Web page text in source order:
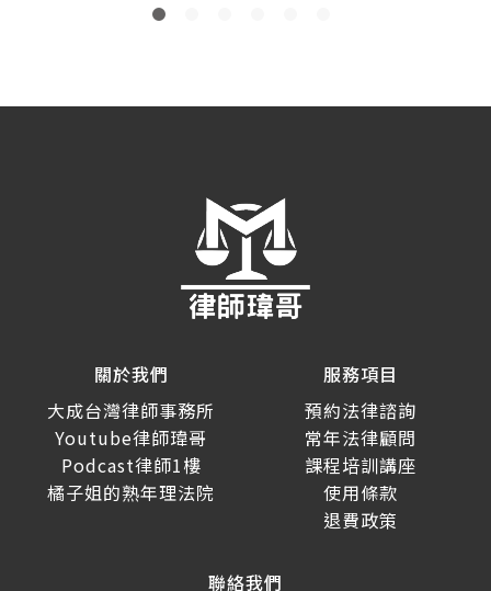
關於我們
大成台灣律師事務所
Youtube律師瑋哥
Podcast律師1樓
橘子姐的熟年理法院
服務項目
預約法律諮詢
常年法律顧問
課程培訓講座
使用條款
退費政策
聯絡我們